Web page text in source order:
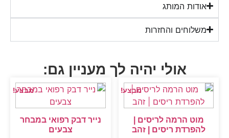
אודות המותג
משלוחים והחזרות
אולי יהיה לך מעניין גם:
מבצע!
מוט הרמה לריסים |
להפרדת ריסים | זהב
מבצע!
נייר דבק רפואי במבחר
צבעים